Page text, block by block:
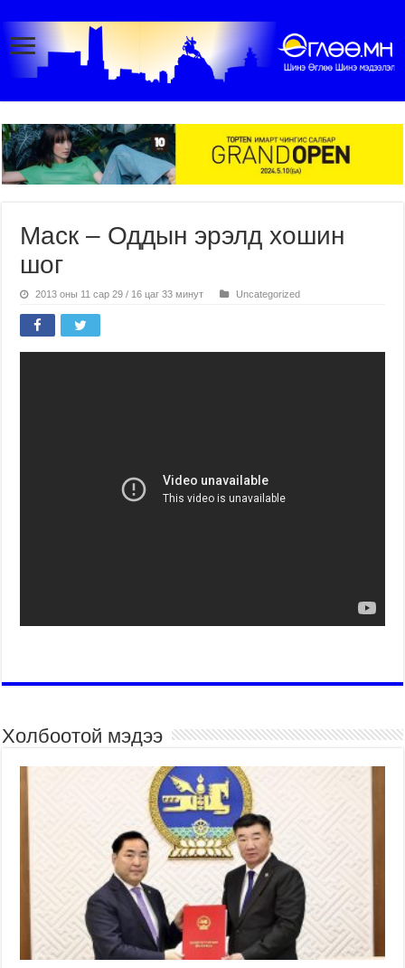
Маск – Оддын эрэлд хошин
шог
2013 оны 11 сар 29 / 16 цаг 33 минут Uncategorized
Холбоотой мэдээ